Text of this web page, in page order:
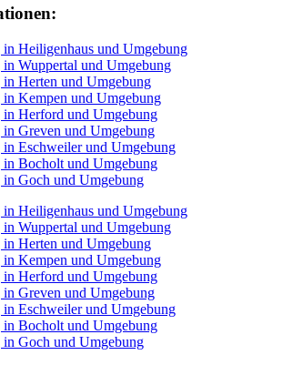
Heiligenhaus und Umgebung
Wuppertal und Umgebung
Herten und Umgebung
Kempen und Umgebung
Herford und Umgebung
Greven und Umgebung
Eschweiler und Umgebung
Bocholt und Umgebung
Goch und Umgebung
Heiligenhaus und Umgebung
Wuppertal und Umgebung
Herten und Umgebung
Kempen und Umgebung
Herford und Umgebung
Greven und Umgebung
Eschweiler und Umgebung
Bocholt und Umgebung
Goch und Umgebung